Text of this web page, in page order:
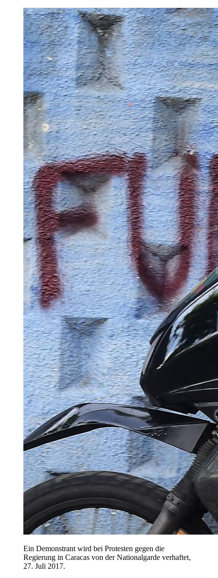
Ein Demonstrant wird bei Protesten gegen die
Regierung in Caracas von der Nationalgarde verhaftet,
27. Juli 2017.